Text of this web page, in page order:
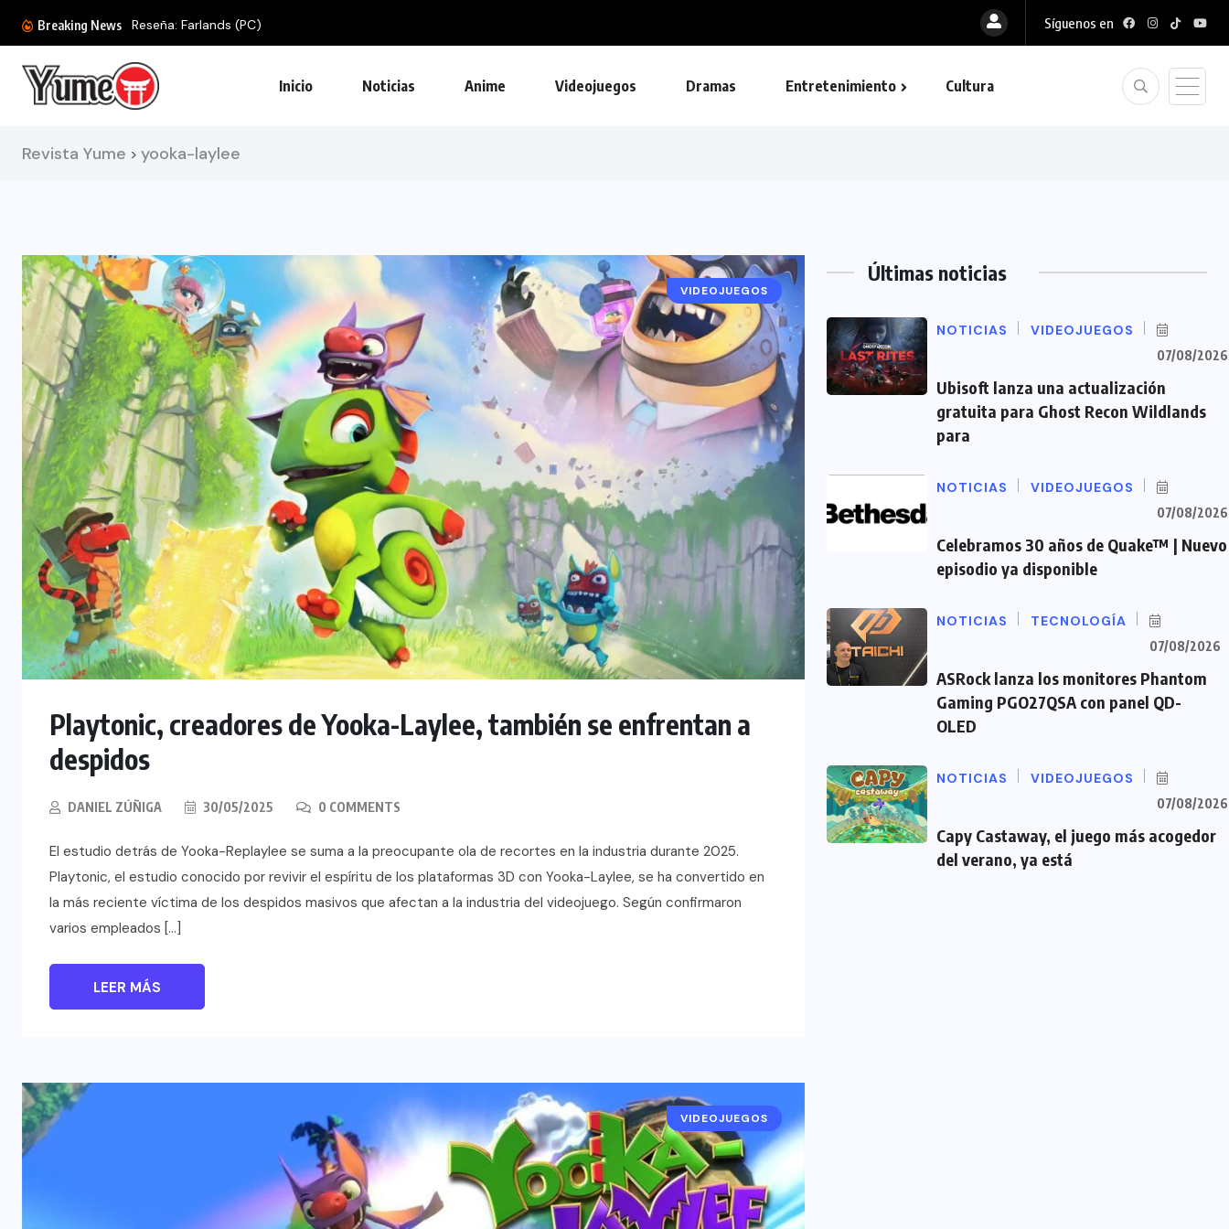
Breaking News Reseña: Farlands (PC) Síguenos en
Inicio Noticias Anime Videojuegos Dramas Entretenimiento Cultura
Revista Yume > yooka-laylee
NOTICIAS
VIDEOJUEGOS
Playtonic, creadores de Yooka-Laylee, también se enfrentan a
despidos
DANIEL ZÚÑIGA 30/05/2025 0 COMMENTS
El estudio detrás de Yooka-Replaylee se suma a la preocupante ola de recortes en la industria durante 2025.
Playtonic, el estudio conocido por revivir el espíritu de los plataformas 3D con Yooka-Laylee, se ha convertido en
la más reciente víctima de los despidos masivos que afectan a la industria del videojuego. Según confirmaron
varios empleados […]
LEER MÁS
RESEÑAS
VIDEOJUEGOS
Últimas noticias
NOTICIAS VIDEOJUEGOS
07/08/2026
Ubisoft lanza una actualización
gratuita para Ghost Recon Wildlands
para
NOTICIAS VIDEOJUEGOS
07/08/2026
Celebramos 30 años de Quake™ | Nuevo
episodio ya disponible
NOTICIAS TECNOLOGÍA
07/08/2026
ASRock lanza los monitores Phantom
Gaming PGO27QSA con panel QD-
OLED
NOTICIAS VIDEOJUEGOS
07/08/2026
Capy Castaway, el juego más acogedor
del verano, ya está